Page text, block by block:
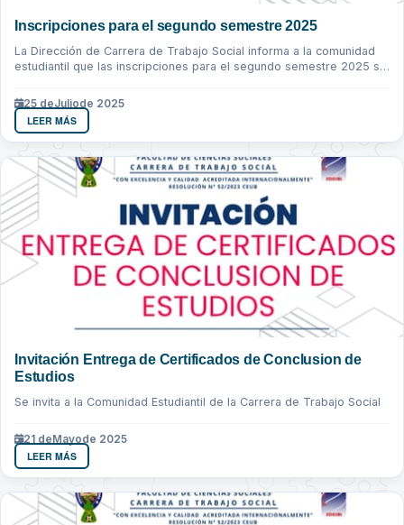
Inscripciones para el segundo semestre 2025
La Dirección de Carrera de Trabajo Social informa a la comunidad
estudiantil que las inscripciones para el segundo semestre 2025 se
25 deJuliode 2025
LEER MÁS
Invitación Entrega de Certificados de Conclusion de
Estudios
Se invita a la Comunidad Estudiantil de la Carrera de Trabajo Social
21 deMayode 2025
LEER MÁS